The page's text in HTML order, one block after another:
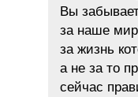
Вы
за наше
за жизнь
а не за то
сейчас